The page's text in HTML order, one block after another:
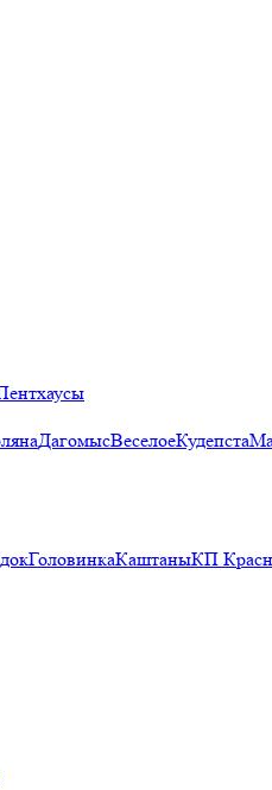
ДагомысВеселоеКудепста
ГоловинкаКаштаныКП